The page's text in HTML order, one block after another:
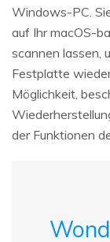
Windows-PC.
auf Ihr macOS-
scannen lassen,
Festplatte
Möglichkeit,
der Funktionen